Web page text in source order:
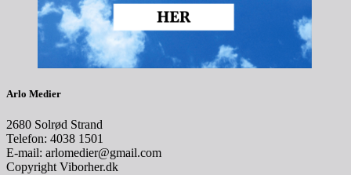
Arlo Medier
2680 Solrød Strand
Telefon: 4038 1501
E-mail: arlomedier@gmail.com
Copyright Viborher.dk